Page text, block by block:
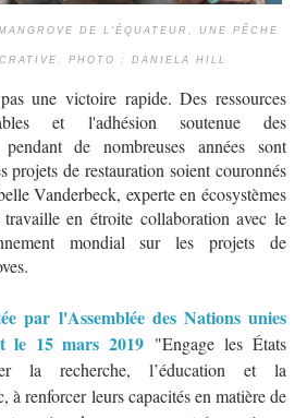
DE L'ÉQUATEUR, UNE PÊCHE
PHOTO : DANIELA HILL
une victoire rapide. Des ressources
et l'adhésion soutenue des
pendant de nombreuses années sont
projets de restauration soient couronnés
Vanderbeck, experte en écosystèmes
en étroite collaboration avec le
mondial sur les projets de
par l'Assemblée des Nations unies
le 15 mars 2019 "Engage les États
la recherche, l’éducation et la
à renforcer leurs capacités en matière de